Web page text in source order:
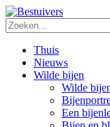
Thuis
Nieuws
Wilde bijen
Wilde
Een